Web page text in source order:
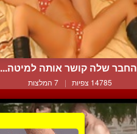
החבר שלה קושר אותה למיטה...
14785 צפיות | 7 המלצות